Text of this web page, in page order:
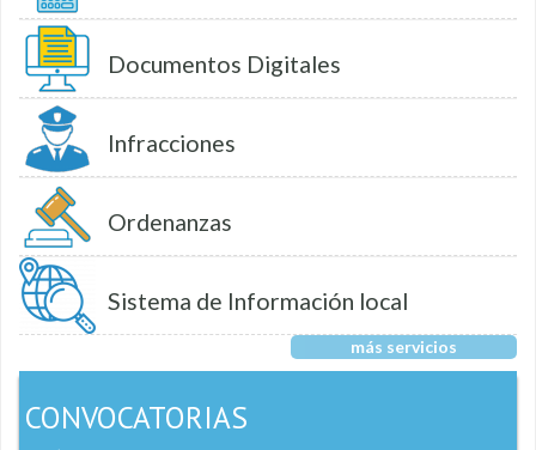
Documentos Digitales
Infracciones
Ordenanzas
Sistema de Información local
más servicios
CONVOCATORIAS